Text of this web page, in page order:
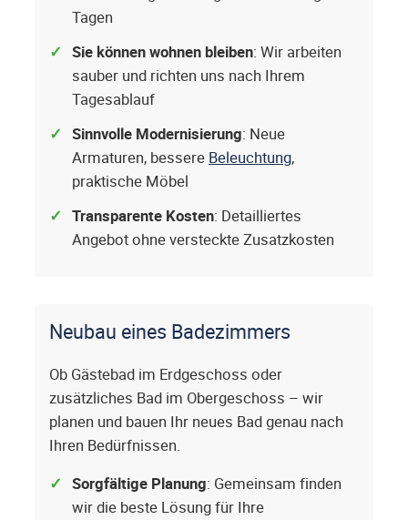
Tagen
Sie können wohnen bleiben: Wir arbeiten
sauber und richten uns nach Ihrem
Tagesablauf
Sinnvolle Modernisierung: Neue
Armaturen, bessere Beleuchtung,
praktische Möbel
Transparente Kosten: Detailliertes
Angebot ohne versteckte Zusatzkosten
Neubau eines Badezimmers
Ob Gästebad im Erdgeschoss oder
zusätzliches Bad im Obergeschoss – wir
planen und bauen Ihr neues Bad genau nach
Ihren Bedürfnissen.
Sorgfältige Planung: Gemeinsam finden
wir die beste Lösung für Ihre